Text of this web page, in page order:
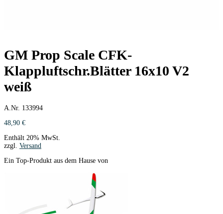
GM Prop Scale CFK-
Klappluftschr.Blätter 16x10 V2
weiß
A.Nr. 133994
48,90 €
Enthält 20% MwSt.
zzgl. Versand
Ein Top-Produkt aus dem Hause von